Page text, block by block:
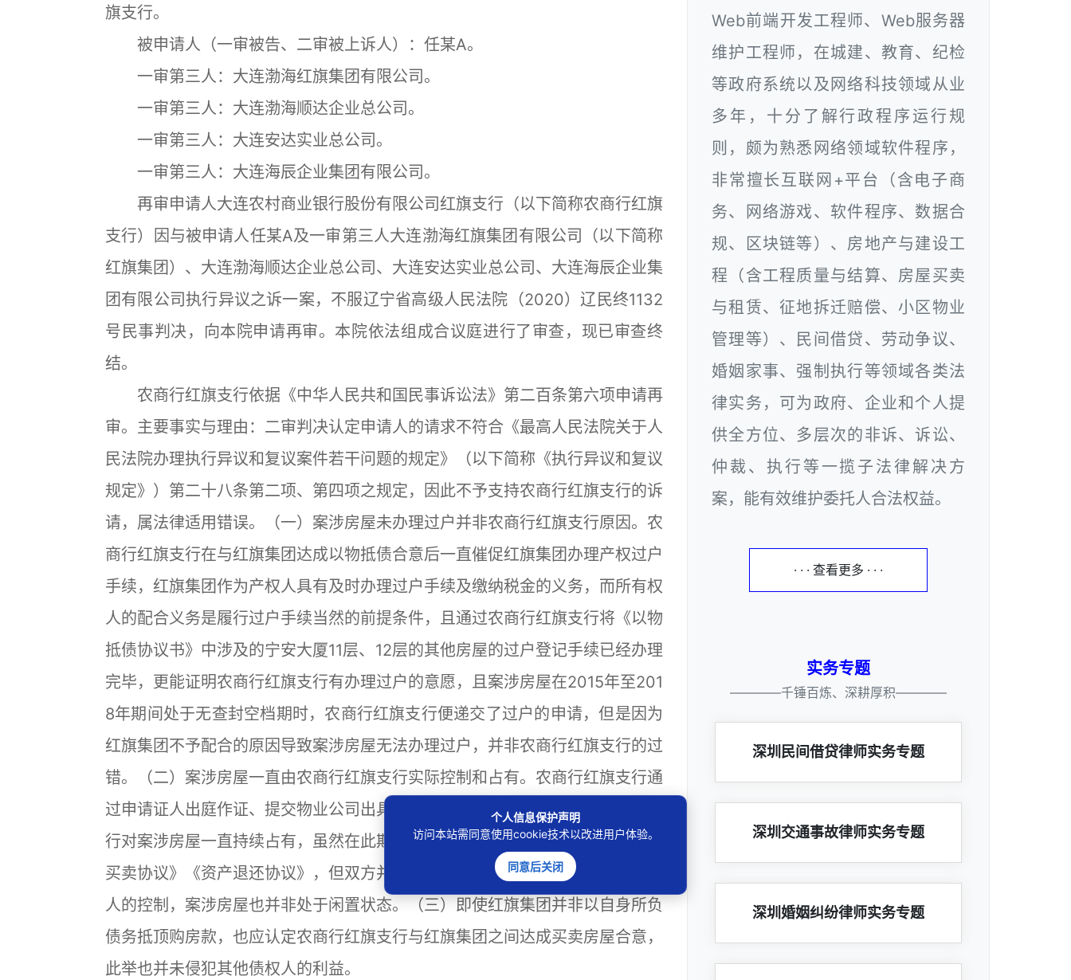
旗支行。
被申请人（一审被告、二审被上诉人）：任某A。
一审第三人：大连渤海红旗集团有限公司。
一审第三人：大连渤海顺达企业总公司。
一审第三人：大连安达实业总公司。
一审第三人：大连海辰企业集团有限公司。
再审申请人大连农村商业银行股份有限公司红旗支行（以下简称农商行红旗
支行）因与被申请人任某A及一审第三人大连渤海红旗集团有限公司（以下简称
红旗集团）、大连渤海顺达企业总公司、大连安达实业总公司、大连海辰企业集
团有限公司执行异议之诉一案，不服辽宁省高级人民法院（2020）辽民终1132
号民事判决，向本院申请再审。本院依法组成合议庭进行了审查，现已审查终
结。
农商行红旗支行依据《中华人民共和国民事诉讼法》第二百条第六项申请再
审。主要事实与理由：二审判决认定申请人的请求不符合《最高人民法院关于人
民法院办理执行异议和复议案件若干问题的规定》（以下简称《执行异议和复议
规定》）第二十八条第二项、第四项之规定，因此不予支持农商行红旗支行的诉
请，属法律适用错误。（一）案涉房屋未办理过户并非农商行红旗支行原因。农
商行红旗支行在与红旗集团达成以物抵债合意后一直催促红旗集团办理产权过户
手续，红旗集团作为产权人具有及时办理过户手续及缴纳税金的义务，而所有权
人的配合义务是履行过户手续当然的前提条件，且通过农商行红旗支行将《以物
抵债协议书》中涉及的宁安大厦11层、12层的其他房屋的过户登记手续已经办理
完毕，更能证明农商行红旗支行有办理过户的意愿，且案涉房屋在2015年至201
8年期间处于无查封空档期时，农商行红旗支行便递交了过户的申请，但是因为
红旗集团不予配合的原因导致案涉房屋无法办理过户，并非农商行红旗支行的过
错。（二）案涉房屋一直由农商行红旗支行实际控制和占有。农商行红旗支行通
过申请证人出庭作证、提交物业公司出具的《情况说明》能够证明农商行红旗支
行对案涉房屋一直持续占有，虽然在此期间农商行红旗支行与案外人签订《资产
买卖协议》《资产退还协议》，但双方并未就案涉房屋实际交付，从未脱离申请
人的控制，案涉房屋也并非处于闲置状态。（三）即使红旗集团并非以自身所负
债务抵顶购房款，也应认定农商行红旗支行与红旗集团之间达成买卖房屋合意，
此举也并未侵犯其他债权人的利益。
Web前端开发工程师、Web服务器
维护工程师，在城建、教育、纪检
等政府系统以及网络科技领域从业
多年，十分了解行政程序运行规
则，颇为熟悉网络领域软件程序，
非常擅长互联网+平台（含电子商
务、网络游戏、软件程序、数据合
规、区块链等）、房地产与建设工
程（含工程质量与结算、房屋买卖
与租赁、征地拆迁赔偿、小区物业
管理等）、民间借贷、劳动争议、
婚姻家事、强制执行等领域各类法
律实务，可为政府、企业和个人提
供全方位、多层次的非诉、诉讼、
仲裁、执行等一揽子法律解决方
案，能有效维护委托人合法权益。
· · · 查看更多 · · ·
实务专题
————千锤百炼、深耕厚积————
深圳民间借贷律师实务专题
深圳交通事故律师实务专题
深圳婚姻纠纷律师实务专题
个人信息保护声明
访问本站需同意使用cookie技术以改进用户体验。
同意后关闭